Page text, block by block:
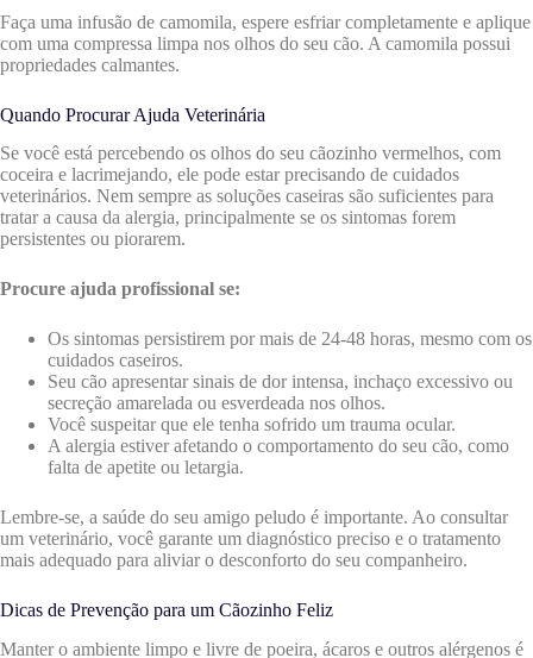
Faça uma infusão de camomila, espere esfriar completamente e aplique
com uma compressa limpa nos olhos do seu cão. A camomila possui
propriedades calmantes.
Quando Procurar Ajuda Veterinária
Se você está percebendo os olhos do seu cãozinho vermelhos, com
coceira e lacrimejando, ele pode estar precisando de cuidados
veterinários. Nem sempre as soluções caseiras são suficientes para
tratar a causa da alergia, principalmente se os sintomas forem
persistentes ou piorarem.
Procure ajuda profissional se:
Os sintomas persistirem por mais de 24-48 horas, mesmo com os
cuidados caseiros.
Seu cão apresentar sinais de dor intensa, inchaço excessivo ou
secreção amarelada ou esverdeada nos olhos.
Você suspeitar que ele tenha sofrido um trauma ocular.
A alergia estiver afetando o comportamento do seu cão, como
falta de apetite ou letargia.
Lembre-se, a saúde do seu amigo peludo é importante. Ao consultar
um veterinário, você garante um diagnóstico preciso e o tratamento
mais adequado para aliviar o desconforto do seu companheiro.
Dicas de Prevenção para um Cãozinho Feliz
Manter o ambiente limpo e livre de poeira, ácaros e outros alérgenos é